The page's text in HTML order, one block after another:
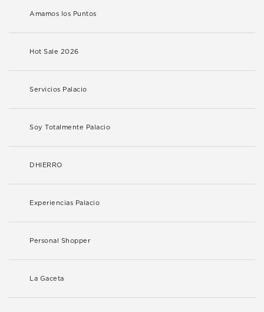
Amamos los Puntos
Hot Sale 2026
Servicios Palacio
Soy Totalmente Palacio
DHIERRO
Experiencias Palacio
Personal Shopper
La Gaceta